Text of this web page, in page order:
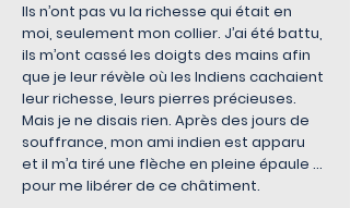
Ils n’ont pas vu la richesse qui était en
moi, seulement mon collier. J’ai été battu,
ils m’ont cassé les doigts des mains afin
que je leur révèle où les Indiens cachaient
leur richesse, leurs pierres précieuses.
Mais je ne disais rien. Après des jours de
souffrance, mon ami indien est apparu
et il m’a tiré une flèche en pleine épaule …
pour me libérer de ce châtiment.